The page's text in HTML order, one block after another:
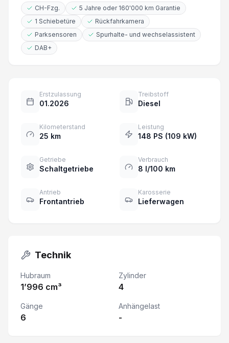
CH-Fzg.
5 Jahre oder 160'000 km Garantie
1 Schiebetüre
Rückfahrkamera
Parksensoren
Spurhalte- und wechselassistent
DAB+
Erstzulassung
01.2026
Treibstoff
Diesel
Kilometerstand
25 km
Leistung
148 PS (109 kW)
Getriebe
Schaltgetriebe
Verbrauch
8 l/100 km
Antrieb
Frontantrieb
Karosserie
Lieferwagen
Technik
Hubraum
1’996 cm³
Zylinder
4
Gänge
6
Anhängelast
-